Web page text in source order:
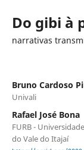
Do gibi à
narrativas
Bruno Cardoso
Univali
Rafael José Bona
FURB -
do Vale do Itajaí